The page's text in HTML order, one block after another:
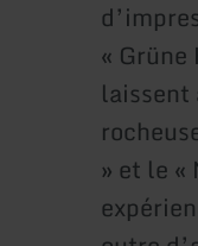
«
laissent
» et le